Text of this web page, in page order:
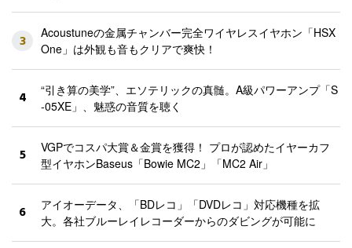
3
Acoustuneの金属チャンバー完全ワイヤレスイヤホン「HSX
One」は外観も音もクリアで爽快！
4
“引き算の美学”、エソテリックの真髄。A級パワーアンプ「S
-05XE」、魅惑の音質を聴く
5
VGPでコスパ大賞＆金賞を獲得！ プロが認めたイヤーカフ
型イヤホンBaseus「Bowie MC2」「MC2 Air」
6
アイオーデータ、「BDレコ」「DVDレコ」対応機種を拡
大。各社ブルーレイレコーダーからのダビングが可能に